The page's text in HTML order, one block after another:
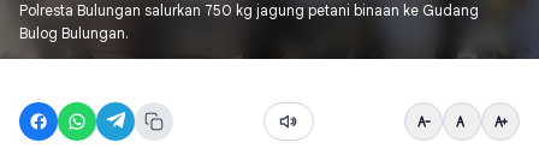
Polresta Bulungan salurkan 750 kg jagung petani binaan ke Gudang
Bulog Bulungan.